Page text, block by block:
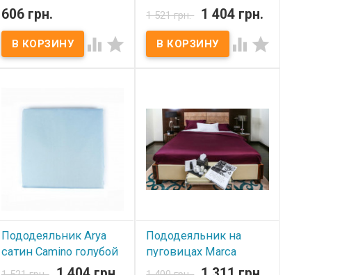
белый 200x220 см
В наличии
Пододеяльник Вилюта
Производитель: Вилюта
(Украина).
606 грн.
 
160х220 см.
В наличии
Пододеяльник Arya
1 521 грн. 1 404 грн.
 
Пододеяльник Arya
сатин Camino голубой
160х220 см.
Пододеяльник на
пуговицах Marca
Marco Milano Dark Plum